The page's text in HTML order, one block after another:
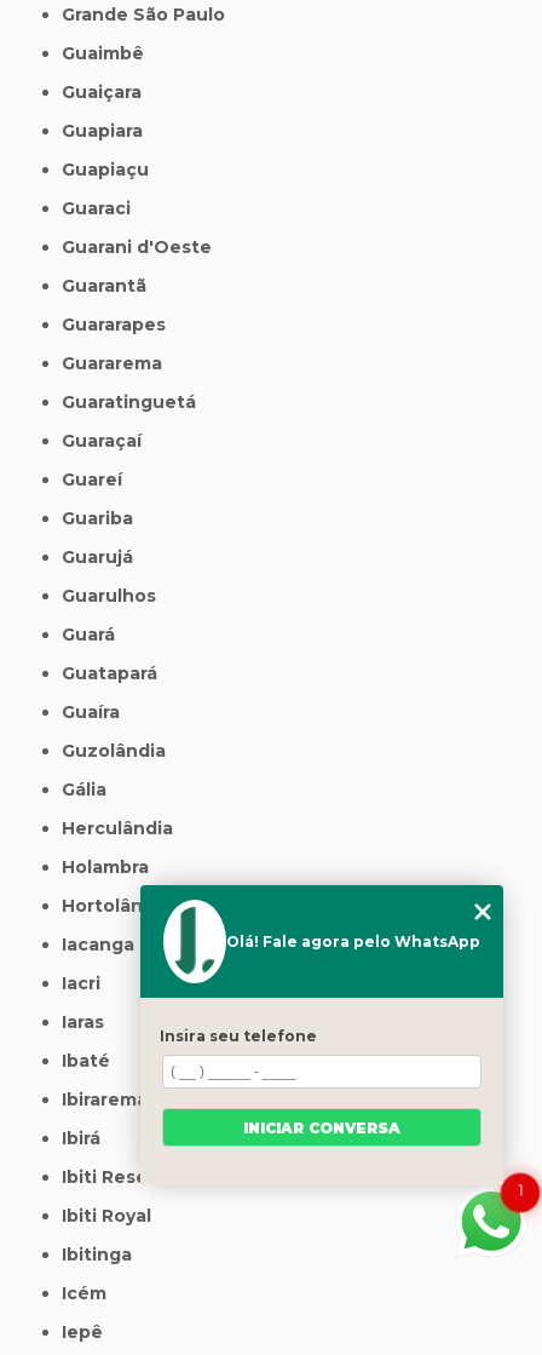
Grande São Paulo
Guaimbê
Guaiçara
Guapiara
Guapiaçu
Guaraci
Guarani d'Oeste
Guarantã
Guararapes
Guararema
Guaratinguetá
Guaraçaí
Guareí
Guariba
Guarujá
Guarulhos
Guará
Guatapará
Guaíra
Guzolândia
Gália
Herculândia
Holambra
Hortolândia
Iacanga
Iacri
Iaras
Ibaté
Ibirarema
Ibirá
Ibiti Reserva
Ibiti Royal
Ibitinga
Icém
Iepê
1
Olá! Fale agora pelo WhatsApp
Insira seu telefone
INICIAR CONVERSA